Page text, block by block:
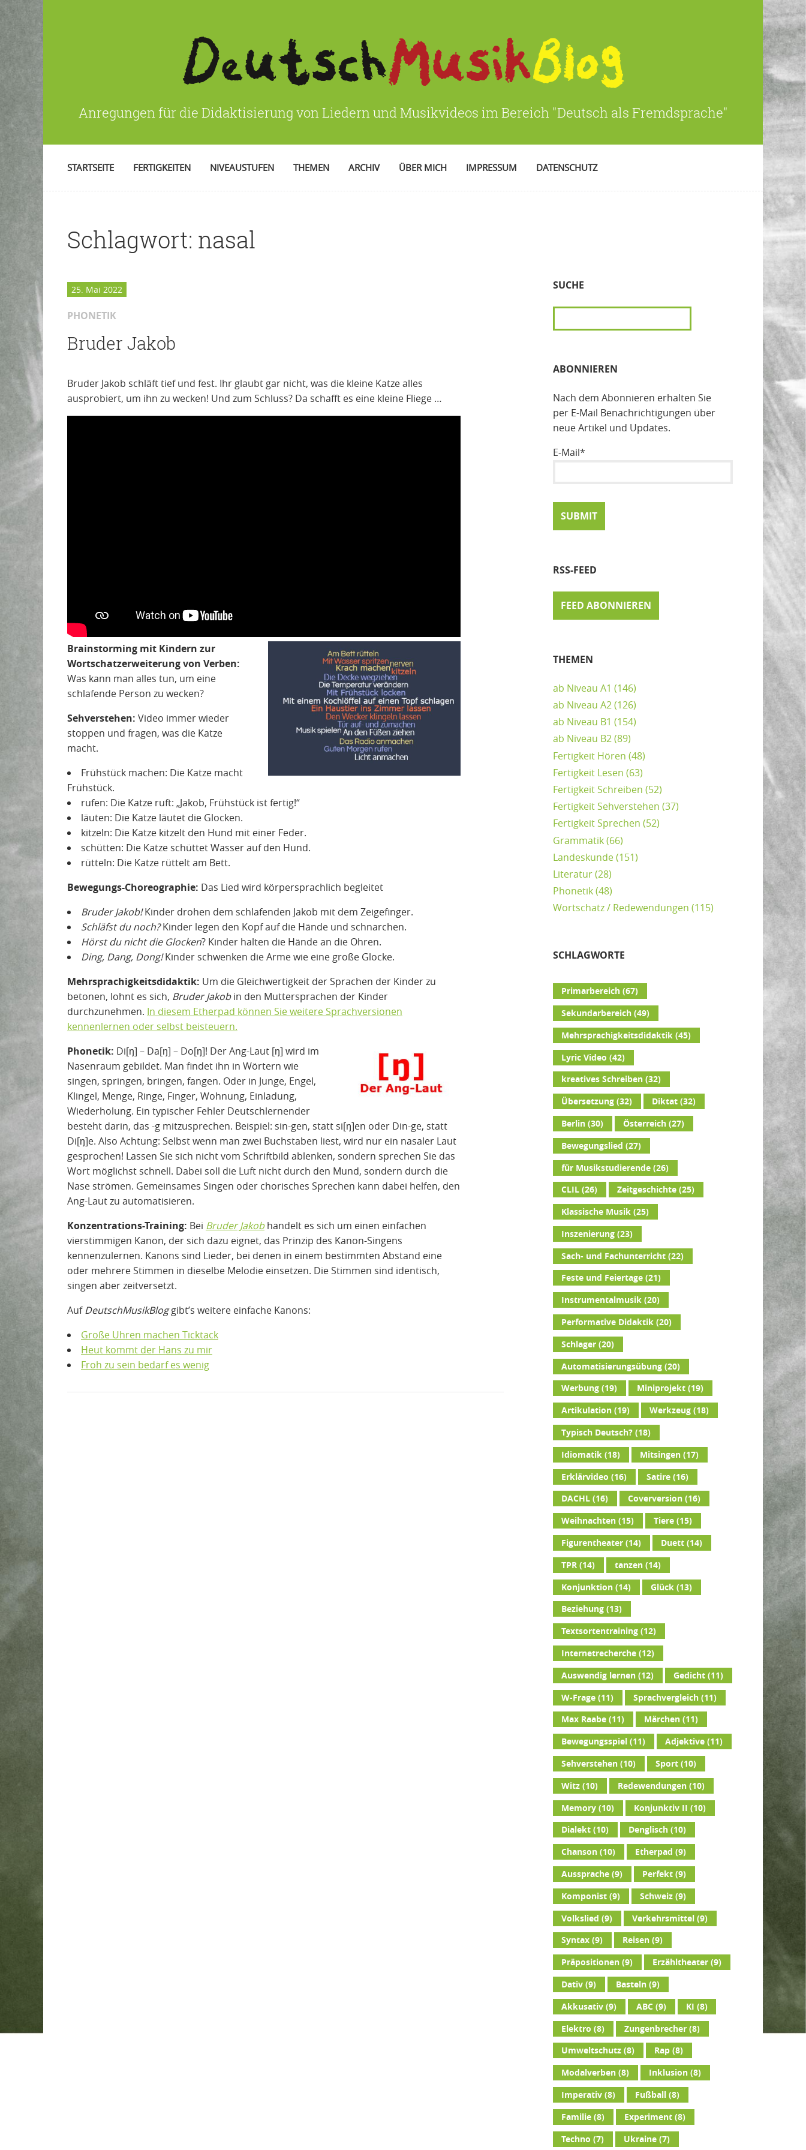
Anregungen für die Didaktisierung von Liedern und Musikvideos im Bereich "Deutsch als Fremdsprache"
STARTSEITE FERTIGKEITEN NIVEAUSTUFEN THEMEN ARCHIV ÜBER MICH IMPRESSUM DATENSCHUTZ
Schlagwort: nasal
25. Mai 2022
PHONETIK
Bruder Jakob
Bruder Jakob schläft tief und fest. Ihr glaubt gar nicht, was die kleine Katze alles
ausprobiert, um ihn zu wecken! Und zum Schluss? Da schafft es eine kleine Fliege …
Brainstorming mit Kindern zur
Wortschatzerweiterung von Verben:
Was kann man alles tun, um eine
schlafende Person zu wecken?
Sehverstehen: Video immer wieder
stoppen und fragen, was die Katze
macht.
Frühstück machen: Die Katze macht
Frühstück.
rufen: Die Katze ruft: „Jakob, Frühstück ist fertig!“
läuten: Die Katze läutet die Glocken.
kitzeln: Die Katze kitzelt den Hund mit einer Feder.
schütten: Die Katze schüttet Wasser auf den Hund.
rütteln: Die Katze rüttelt am Bett.
Bewegungs-Choreographie: Das Lied wird körpersprachlich begleitet
Bruder Jakob!Kinder drohen dem schlafenden Jakob mit dem Zeigefinger.
Schläfst du noch?Kinder legen den Kopf auf die Hände und schnarchen.
Hörst du nicht die Glocken? Kinder halten die Hände an die Ohren.
Ding, Dang, Dong!Kinder schwenken die Arme wie eine große Glocke.
Mehrsprachigkeitsdidaktik: Um die Gleichwertigkeit der Sprachen der Kinder zu
betonen, lohnt es sich, Bruder Jakobin den Muttersprachen der Kinder
durchzunehmen. In diesem Etherpad können Sie weitere Sprachversionen
kennenlernen oder selbst beisteuern.
Phonetik: Di[⁠ŋ⁠] – Da[⁠ŋ⁠] – Do[⁠ŋ⁠]! Der Ang-Laut [⁠ŋ⁠] wird im
Nasenraum gebildet. Man findet ihn in Wörtern wie
singen, springen, bringen, fangen. Oder in Junge, Engel,
Klingel, Menge, Ringe, Finger, Wohnung, Einladung,
Wiederholung. Ein typischer Fehler Deutschlernender
besteht darin, das -g mitzusprechen. Beispiel: sin-gen, statt si[⁠ŋ⁠]en oder Din-ge, statt
Di[⁠ŋ⁠]e. Also Achtung: Selbst wenn man zwei Buchstaben liest, wird nur ein nasaler Laut
gesprochen! Lassen Sie sich nicht vom Schriftbild ablenken, sondern sprechen Sie das
Wort möglichst schnell. Dabei soll die Luft nicht durch den Mund, sondern durch die
Nase strömen. Gemeinsames Singen oder chorisches Sprechen kann dabei helfen, den
Ang-Laut zu automatisieren.
Konzentrations-Training: Bei Bruder Jakobhandelt es sich um einen einfachen
vierstimmigen Kanon, der sich dazu eignet, das Prinzip des Kanon-Singens
kennenzulernen. Kanons sind Lieder, bei denen in einem bestimmten Abstand eine
oder mehrere Stimmen in dieselbe Melodie einsetzen. Die Stimmen sind identisch,
singen aber zeitversetzt.
AufDeutschMusikBloggibt’s weitere einfache Kanons:
Große Uhren machen Ticktack
Heut kommt der Hans zu mir
Froh zu sein bedarf es wenig
SUCHE
SUCHEN
ABONNIEREN
Nach dem Abonnieren erhalten Sie
per E-Mail Benachrichtigungen über
neue Artikel und Updates.
E-Mail*
RSS-FEED
FEED ABONNIEREN
THEMEN
ab Niveau A1 (146)
ab Niveau A2(126)
ab Niveau B1 (154)
ab Niveau B2(89)
Fertigkeit Hören (48)
Fertigkeit Lesen (63)
Fertigkeit Schreiben (52)
Fertigkeit Sehverstehen (37)
Fertigkeit Sprechen (52)
Grammatik(66)
Landeskunde(151)
Literatur(28)
Phonetik(48)
Wortschatz / Redewendungen (115)
SCHLAGWORTE
Primarbereich (67)
Sekundarbereich (49)
Mehrsprachigkeitsdidaktik (45)
Lyric Video (42)
kreatives Schreiben (32)
Übersetzung (32) Diktat (32)
Berlin (30) Österreich (27)
Bewegungslied (27)
für Musikstudierende (26)
CLIL (26) Zeitgeschichte (25)
Klassische Musik (25)
Inszenierung (23)
Sach- und Fachunterricht (22)
Feste und Feiertage (21)
Instrumentalmusik (20)
Performative Didaktik (20)
Schlager (20)
Automatisierungsübung (20)
Werbung (19) Miniprojekt (19)
Artikulation (19) Werkzeug (18)
Typisch Deutsch? (18)
Idiomatik (18) Mitsingen (17)
Erklärvideo (16) Satire (16)
DACHL (16) Coverversion (16)
Weihnachten (15) Tiere (15)
Figurentheater (14) Duett (14)
TPR (14) tanzen (14)
Konjunktion (14) Glück (13)
Beziehung (13)
Textsortentraining (12)
Internetrecherche (12)
Auswendig lernen (12) Gedicht (11)
W-Frage (11) Sprachvergleich (11)
Max Raabe (11) Märchen (11)
Bewegungsspiel (11) Adjektive (11)
Sehverstehen (10) Sport (10)
Witz (10) Redewendungen (10)
Memory (10) Konjunktiv II (10)
Dialekt (10) Denglisch (10)
Chanson (10) Etherpad (9)
Aussprache (9) Perfekt (9)
Komponist (9) Schweiz (9)
Volkslied (9) Verkehrsmittel (9)
Syntax (9) Reisen (9)
Präpositionen (9) Erzähltheater (9)
Dativ (9) Basteln (9)
Akkusativ (9) ABC (9) KI (8)
Elektro (8) Zungenbrecher (8)
Umweltschutz (8) Rap (8)
Modalverben (8) Inklusion (8)
Imperativ (8) Fußball (8)
Familie (8) Experiment (8)
Techno (7) Ukraine (7)